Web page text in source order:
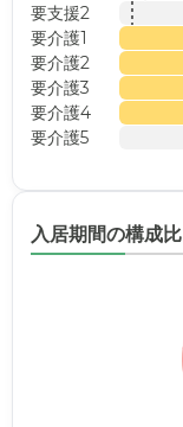
要支援2
要介護1
要介護2
要介護3
要介護4
要介護5
入居期間の構成比